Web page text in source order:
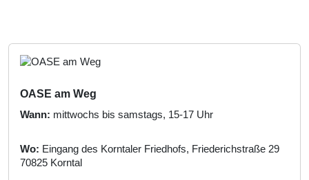
OASE am Weg
Wann: mittwochs bis samstags, 15-17 Uhr
Wo: Eingang des Korntaler Friedhofs, Friederichstraße 29
70825 Korntal